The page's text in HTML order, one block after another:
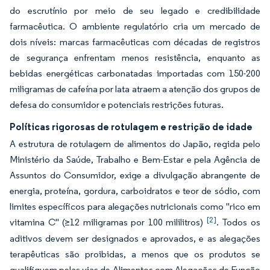
do escrutínio por meio de seu legado e credibilidade
farmacêutica. O ambiente regulatório cria um mercado de
dois níveis: marcas farmacêuticas com décadas de registros
de segurança enfrentam menos resistência, enquanto as
bebidas energéticas carbonatadas importadas com 150-200
miligramas de cafeína por lata atraem a atenção dos grupos de
defesa do consumidor e potenciais restrições futuras.
Políticas rigorosas de rotulagem e restrição de idade
A estrutura de rotulagem de alimentos do Japão, regida pelo
Ministério da Saúde, Trabalho e Bem-Estar e pela Agência de
Assuntos do Consumidor, exige a divulgação abrangente de
energia, proteína, gordura, carboidratos e teor de sódio, com
limites específicos para alegações nutricionais como "rico em
vitamina C" (≥12 miligramas por 100 mililitros) [2]. Todos os
aditivos devem ser designados e aprovados, e as alegações
terapêuticas são proibidas, a menos que os produtos se